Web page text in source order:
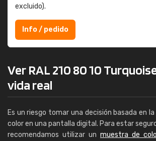
excluido).
Info / pedido
Ver RAL 210 80 10
vida real
Es un riesgo tomar una decisión basada en
color en una pantalla digital. Para estar
recomendamos utilizar un muestra de